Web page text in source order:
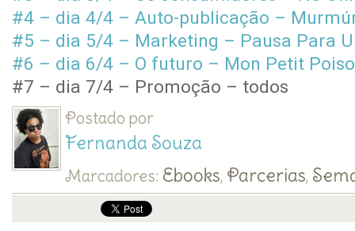
#4 – dia 4/4 – Auto-publicação –
#5 – dia 5/4 – Marketing – Pausa Para
#6 – dia 6/4 – O futuro – Mon Petit
#7 – dia 7/4 – Promoção – todos
Postado por
Fernanda Souza
Marcadores: Ebooks, Parcerias,